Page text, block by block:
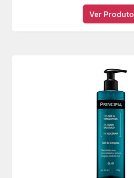
Ver Produto